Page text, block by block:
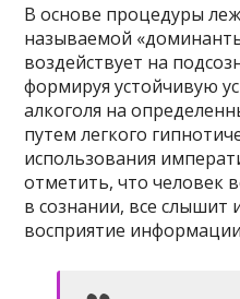
В основе процедуры
называемой
воздействует на
формируя устойчивую
алкоголя на
путем легкого
использования
отметить, что человек
в сознании, все слышит
восприятие